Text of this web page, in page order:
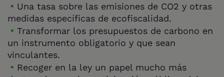
Una tasa sobre las emisiones de CO2 y otras
medidas específicas de ecofiscalidad.
Transformar los presupuestos de carbono en
un instrumento obligatorio y que sean
vinculantes.
Recoger en la ley un papel mucho más